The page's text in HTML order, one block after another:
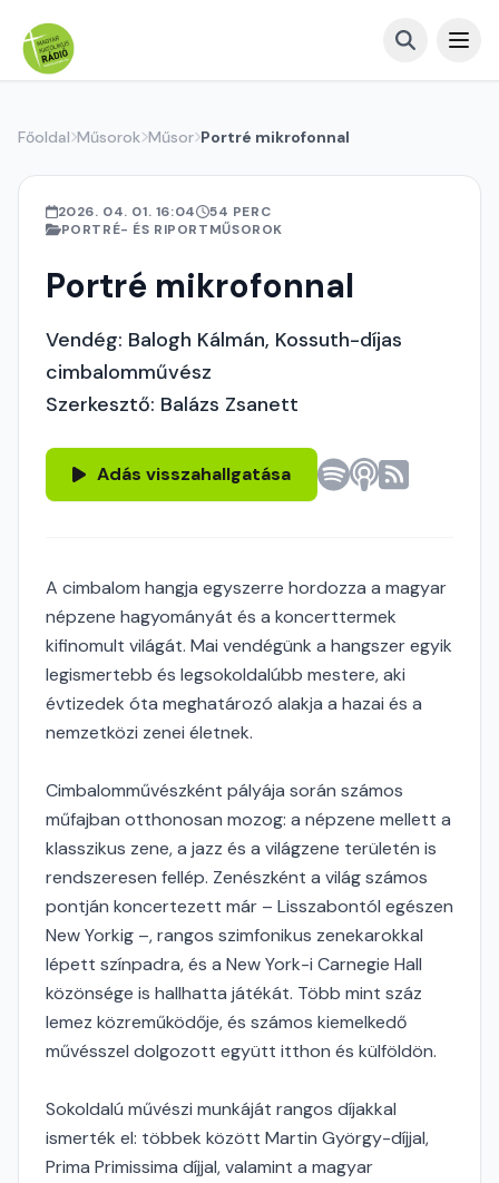
Főoldal Műsorok Műsor Portré mikrofonnal
2026. 04. 01. 16:04
54 PERC
PORTRÉ- ÉS RIPORTMŰSOROK
Portré mikrofonnal
Vendég: Balogh Kálmán, Kossuth-díjas
cimbalomművész
Szerkesztő: Balázs Zsanett
Adás visszahallgatása
A cimbalom hangja egyszerre hordozza a magyar
népzene hagyományát és a koncerttermek
kifinomult világát. Mai vendégünk a hangszer egyik
legismertebb és legsokoldalúbb mestere, aki
évtizedek óta meghatározó alakja a hazai és a
nemzetközi zenei életnek.
Cimbalomművészként pályája során számos
műfajban otthonosan mozog: a népzene mellett a
klasszikus zene, a jazz és a világzene területén is
rendszeresen fellép. Zenészként a világ számos
pontján koncertezett már – Lisszabontól egészen
New Yorkig –, rangos szimfonikus zenekarokkal
lépett színpadra, és a New York-i Carnegie Hall
közönsége is hallhatta játékát. Több mint száz
lemez közreműködője, és számos kiemelkedő
művésszel dolgozott együtt itthon és külföldön.
Sokoldalú művészi munkáját rangos díjakkal
ismerték el: többek között Martin György-díjjal,
Prima Primissima díjjal, valamint a magyar